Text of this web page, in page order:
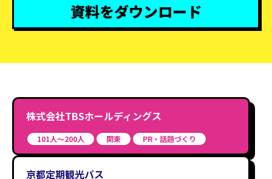
資料をダウンロード
株式会社TBSホールディングス
101人〜200人 関東 PR・話題づくり
京都定期観光バス